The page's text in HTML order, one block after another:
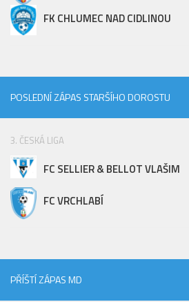
FK CHLUMEC NAD CIDLINOU
POSLEDNÍ ZÁPAS STARŠÍHO DOROSTU
3. ČESKÁ LIGA
FC SELLIER & BELLOT VLAŠIM
FC VRCHLABÍ
PŘÍŠTÍ ZÁPAS MD